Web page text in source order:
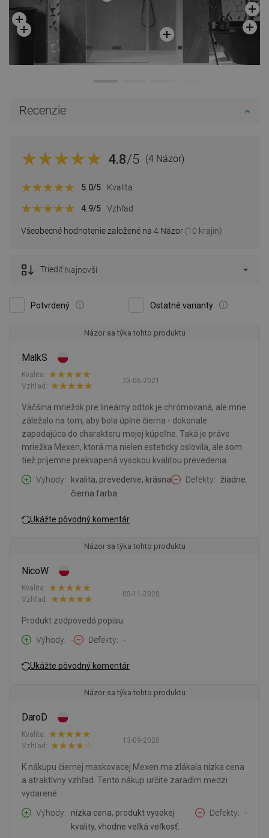
Recenzie
4.8/5 (4 Názor)
Všeobecné hodnotenie založené na 4 Názor (10 krajín)
5.0/5 Kvalita
4.9/5 Vzhľad
Potvrdený Ostatné varianty
Triediť:Najnovší
Názor sa týka tohto produktu
MalkS
23-06-2021
Kvalita:
Vzhľad:
Väčšina mriežok pre lineárny odtok je chrómovaná, ale mne
záležalo na tom, aby bola úplne čierna - dokonale
zapadajúca do charakteru mojej kúpeľne. Taká je práve
mriežka Mexen, ktorá ma nielen esteticky oslovila, ale som
tiež príjemne prekvapená vysokou kvalitou prevedenia.
Výhody
kvalita, prevedenie, krásna
čierna farba.
Defekty žiadne.
Ukážte pôvodný komentár
Názor sa týka tohto produktu
NicoW
05-11-2020
Kvalita:
Vzhľad:
Produkt zodpovedá popisu.
Výhody
- Defekty -
Ukážte pôvodný komentár
Názor sa týka tohto produktu
DaroD
13-09-2020
Kvalita:
Vzhľad:
K nákupu čiernej maskovacej Mexen ma zlákala nízka cena
a atraktívny vzhľad. Tento nákup určite zaradím medzi
vydarené.
Výhody
nízka cena, produkt vysokej
kvality, vhodne veľká veľkosť.
Defekty -